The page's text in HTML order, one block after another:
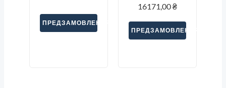
ПРЕДЗАМОВЛЕННЯ
16171,00₴
ПРЕДЗАМОВЛЕННЯ